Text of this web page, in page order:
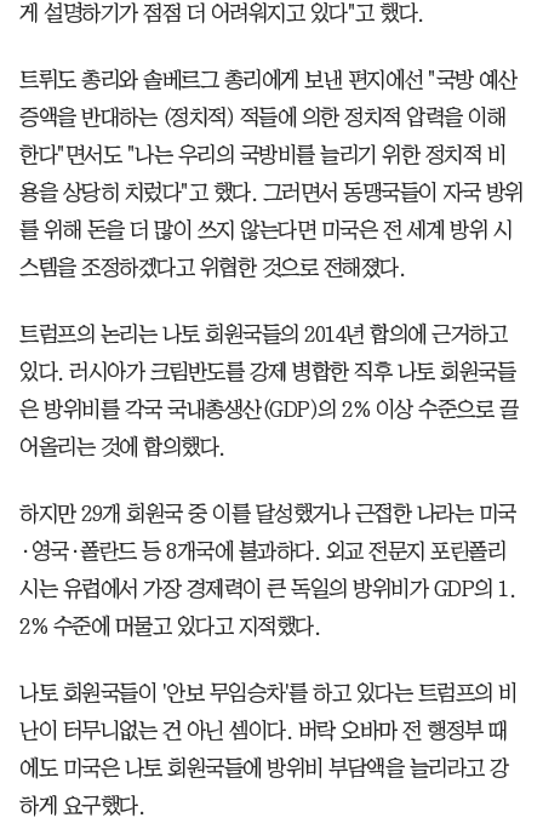
게 설명하기가 점점 더 어려워지고 있다"고 했다.
트뤼도 총리와 솔베르그 총리에게 보낸 편지에선 "국방 예산
증액을 반대하는 (정치적) 적들에 의한 정치적 압력을 이해
한다"면서도 "나는 우리의 국방비를 늘리기 위한 정치적 비
용을 상당히 치렀다"고 했다. 그러면서 동맹국들이 자국 방위
를 위해 돈을 더 많이 쓰지 않는다면 미국은 전 세계 방위 시
스템을 조정하겠다고 위협한 것으로 전해졌다.
트럼프의 논리는 나토 회원국들의 2014년 합의에 근거하고
있다. 러시아가 크림반도를 강제 병합한 직후 나토 회원국들
은 방위비를 각국 국내총생산(GDP)의 2% 이상 수준으로 끌
어올리는 것에 합의했다.
하지만 29개 회원국 중 이를 달성했거나 근접한 나라는 미국
·영국·폴란드 등 8개국에 불과하다. 외교 전문지 포린폴리
시는 유럽에서 가장 경제력이 큰 독일의 방위비가 GDP의 1.
2% 수준에 머물고 있다고 지적했다.
나토 회원국들이 '안보 무임승차'를 하고 있다는 트럼프의 비
난이 터무니없는 건 아닌 셈이다. 버락 오바마 전 행정부 때
에도 미국은 나토 회원국들에 방위비 부담액을 늘리라고 강
하게 요구했다.